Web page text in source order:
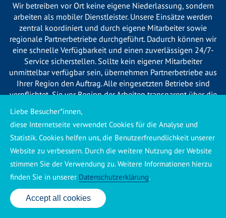
Wir betreiben vor Ort keine eigene Niederlassung, sondern
arbeiten als mobiler Dienstleister. Unsere Einsätze werden
zentral koordiniert und durch eigene Mitarbeiter sowie
regionale Partnerbetriebe durchgeführt. Dadurch können wir
eine schnelle Verfügbarkeit und einen zuverlässigen 24/7-
Service sicherstellen. Sollte kein eigener Mitarbeiter
unmittelbar verfügbar sein, übernehmen Partnerbetriebe aus
Ihrer Region den Auftrag. Alle eingesetzten Betriebe sind
verpflichtet, Sie vor Beginn der Arbeiten transparent über die
Preise zu berechnen.
Käuferschutz ansehen|Impressum|Datenschutzerklärung
24 Std. Service: ✆ 0176 160 517 86
Accept all cookies
Liebe Besucher*innen,
diese Internetseite verwendet Cookies für die Analyse und
Statistik. Cookies helfen uns, die Benutzerfreundlichkeit unserer
Website zu verbessern. Durch die weitere Nutzung der Website
stimmen Sie der Verwendung zu. Weitere Informationen hierzu
finden Sie in unserer Datenschutzerklärung.